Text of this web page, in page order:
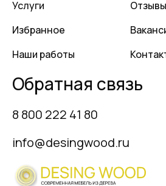
Услуги
Избранное
Наши работы
Отзывы
Обратная связь
8 800 222 41 80
info@desingwood.ru